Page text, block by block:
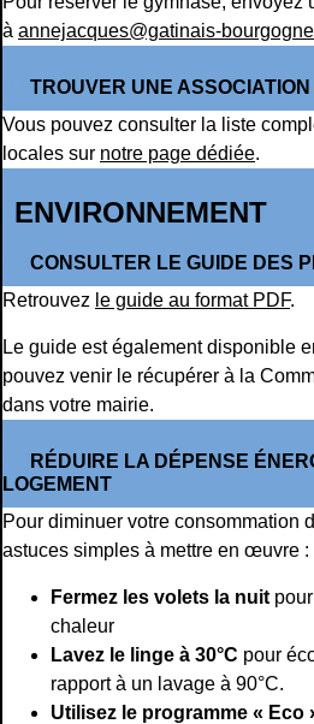
à annejacques@gatinais-
TROUVER UNE
Vous pouvez consulter la liste
locales sur notre page dédiée.
ENVIRONNEMENT
CONSULTER LE GUIDE DES
Retrouvez le guide au format PDF.
Le guide est également disponible
pouvez venir le récupérer à la
dans votre mairie.
RÉDUIRE LA DÉPENSE
LOGEMENT
Pour diminuer votre consommation
astuces simples à mettre en œuvre :
Fermez les volets la nuit
chaleur
Lavez le linge à 30°C pour
rapport à un lavage à 90°C.
Utilisez le programme « Eco